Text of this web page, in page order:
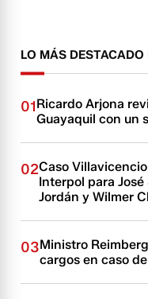
LO MÁS DESTACADO
01Ricardo Arjona
Guayaquil con un
02Caso
Interpol para
Jordán y Wilmer
03Ministro
cargos en caso